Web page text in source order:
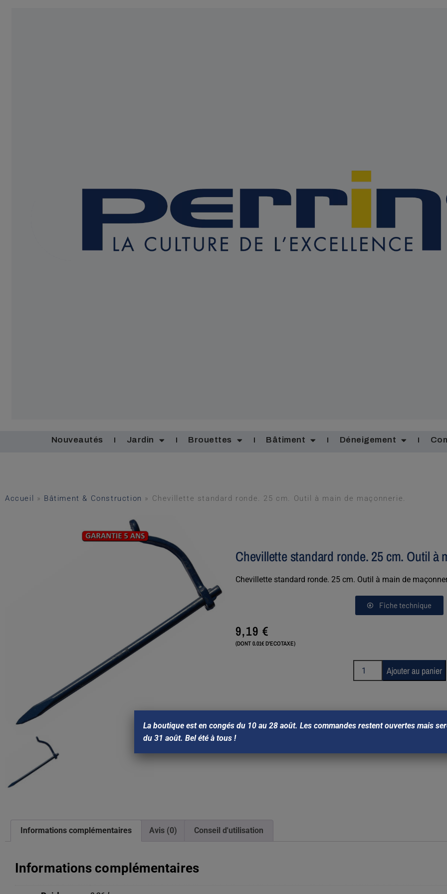
Nouveautés Jardin Brouettes Bâtiment Déneigement
Accueil » Bâtiment & Construction » Chevillette standard ronde. 25 cm. Outil à main de maçonnerie.
Chevillette standard ronde. 25 cm. Outil à
Chevillette standard ronde. 25 cm. Outil à main de
Fiche technique
9,19€
(DONT 0.01€ D'ECOTAXE)
Ajouter au panier
Informations complémentaires Avis (0) Conseil d'utilisation
Informations complémentaires
La boutique est en congés du 10 au 28 août. Les commandes restent ouvertes mais
du 31 août. Bel été à tous !